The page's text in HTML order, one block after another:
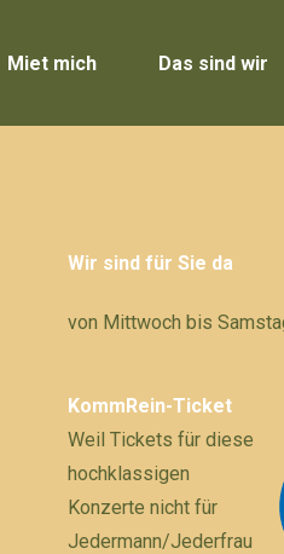
Miet mich Das sind wir
Wir sind für Sie da
von Mittwoch bis
KommRein-Ticket
Weil Tickets für diese
hochklassigen
Konzerte nicht für
Jedermann/Jederfrau